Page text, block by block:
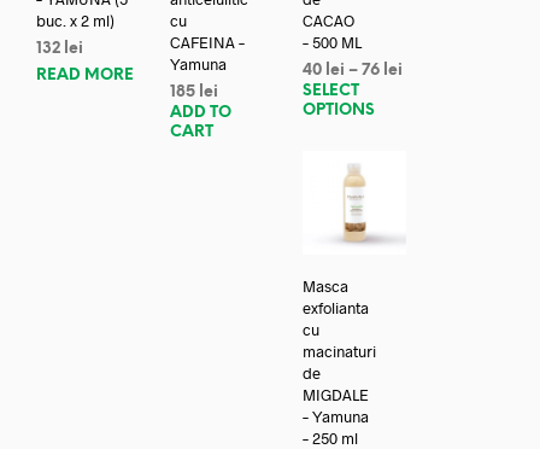
buc. x 2 ml)
132 lei
READ MORE
cu
CAFEINA –
Yamuna
185 lei
ADD TO
CART
CACAO
– 500 ML
40 lei –76 lei
SELECT
OPTIONS
Masca
exfolianta
cu
macinaturi
de
MIGDALE
– Yamuna
– 250 ml